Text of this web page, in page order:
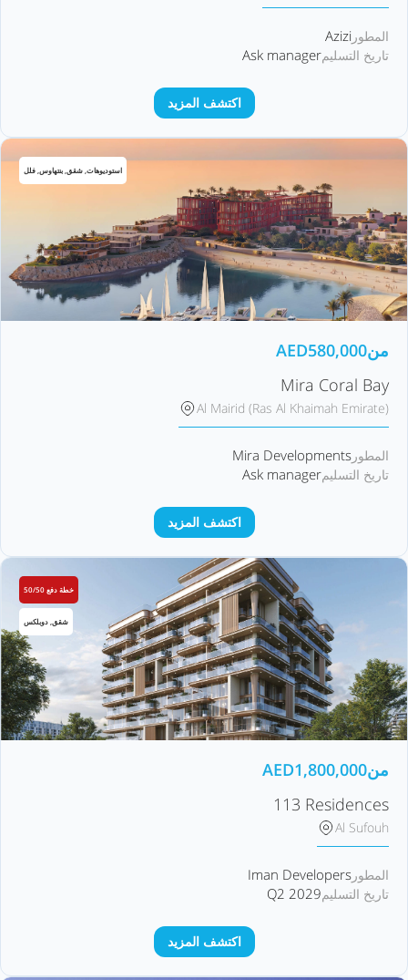
المطور Azizi
تاريخ التسليمAsk manager
اكتشف المزيد
استوديوهات, شقق, بنتهاوس, فلل
من AED580,000
Mira Coral Bay
Al Mairid (Ras Al Khaimah Emirate)
المطور Mira Developments
تاريخ التسليمAsk manager
اكتشف المزيد
خطة دفع 50/50
شقق, دوبلكس
من AED1,800,000
113 Residences
Al Sufouh
المطور Iman Developers
تاريخ التسليمQ2 2029
اكتشف المزيد